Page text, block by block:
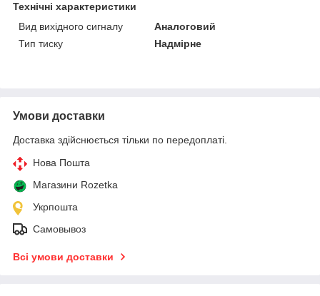
Технічні характеристики
Вид вихідного сигналу
Аналоговий
Тип тиску
Надмірне
Умови доставки
Доставка здійснюється тільки по передоплаті.
Нова Пошта
Магазини Rozetka
Укрпошта
Самовывоз
Всі умови доставки